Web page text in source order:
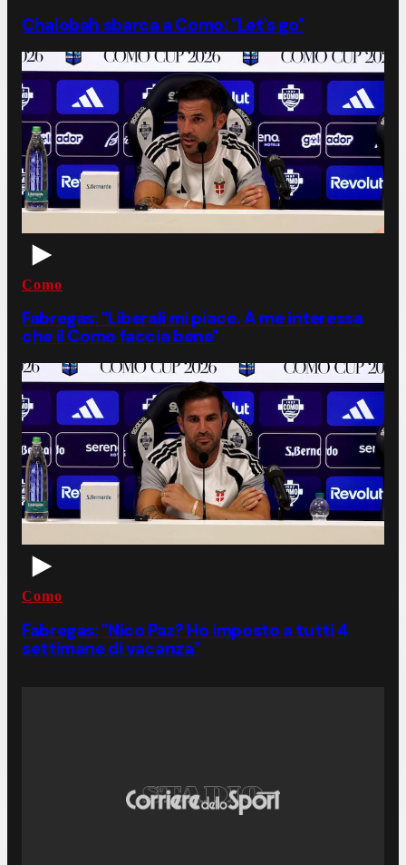
Chalobah sbarca a Como: "Let's go"
Como
Fabregas: "Liberali mi piace. A me interessa
che il Como faccia bene"
Como
Fabregas: "Nico Paz? Ho imposto a tutti 4
settimane di vacanza"